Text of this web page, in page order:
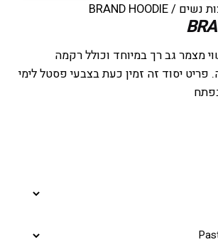
נשים / BRAND HOODIE
מצמר גב רך במיוחד וכולל רקמה
יסוד זה זמין כעת בצבעי פסטל לימי